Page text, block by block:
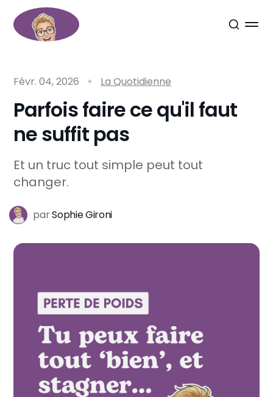
Févr. 04, 2026 La Quotidienne
Parfois faire ce qu'il faut
ne suffit pas
Et un truc tout simple peut tout
changer.
parSophie Gironi